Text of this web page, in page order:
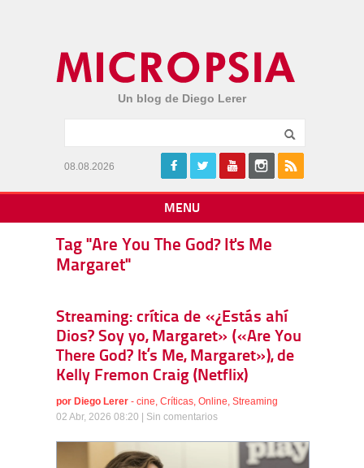
Un blog de Diego Lerer
08.08.2026
MENU
Tag "Are You The God? It's Me
Margaret"
Streaming: crítica de «¿Estás ahí
Dios? Soy yo, Margaret» («Are You
There God? It’s Me, Margaret»), de
Kelly Fremon Craig (Netflix)
por Diego Lerer - cine, Críticas, Online, Streaming
02 Abr, 2026 08:20 | Sin comentarios